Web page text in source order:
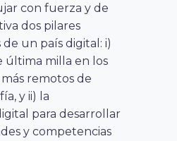
con fuerza y de
dos pilares
un país digital: i)
última milla en los
remotos de
y ii) la
para desarrollar
y competencias